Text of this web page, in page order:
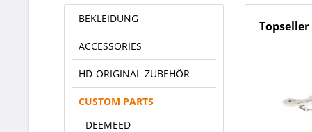
BEKLEIDUNG
ACCESSORIES
HD-ORIGINAL-ZUBEHÖR
CUSTOM PARTS
DEEMEED
Topseller